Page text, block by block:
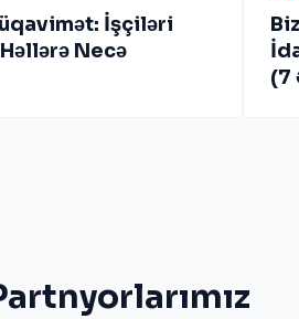
İşçiləri
Necə
(7